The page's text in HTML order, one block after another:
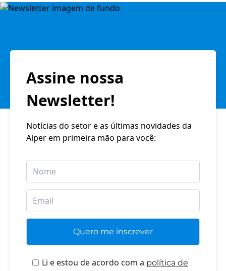
Assine nossa
Newsletter!
Notícias do setor e as últimas novidades da
Alper em primeira mão para você:
Li e estou de acordo com a política de